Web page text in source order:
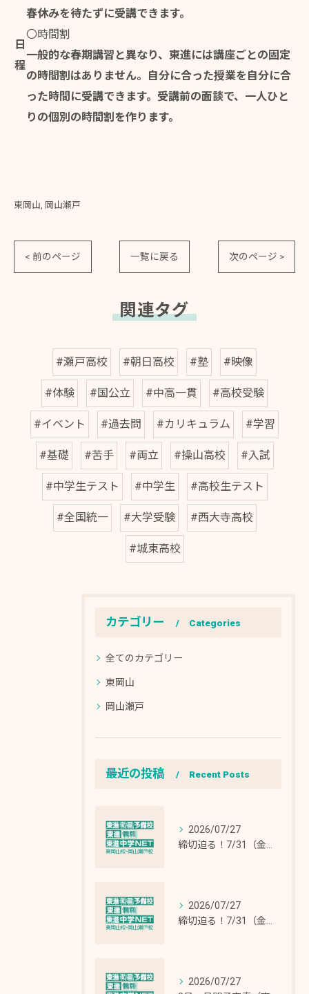
日
程
春休みを待たずに受講できます。
〇時間割
一般的な春期講習と異なり、東進には講座ごとの固定
の時間割はありません。自分に合った授業を自分に合
った時間に受講できます。受講前の面談で、一人ひと
りの個別の時間割を作ります。
東岡山 岡山瀬戸
< 前のページ 一覧に戻る 次のページ >
関連タグ
#瀬戸高校 #朝日高校 #塾 #映像
#体験 #国公立 #中高一貫 #高校受験
#イベント #過去問 #カリキュラム #学習
#基礎 #苦手 #両立 #操山高校 #入試
#中学生テスト #中学生 #高校生テスト
#全国統一 #大学受験 #西大寺高校
#城東高校
カテゴリー Categories
全てのカテゴリー
東岡山
岡山瀬戸
最近の投稿 Recent Posts
2026/07/27
2026/07/27
2026/07/27